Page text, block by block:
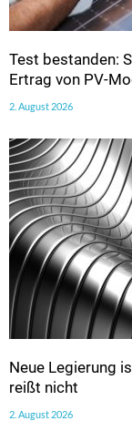
Test bestanden:
Ertrag von PV-
2. August 2026
Neue Legierung
reißt nicht
2. August 2026